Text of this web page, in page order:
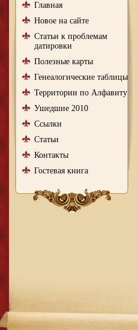
Главная
Новое на сайте
Статьи к проблемам
датировки
Полезные карты
Генеалогические таблицы
Территории по Алфавиту
Ушедшие 2010
Ссылки
Статьи
Контакты
Гостевая книга